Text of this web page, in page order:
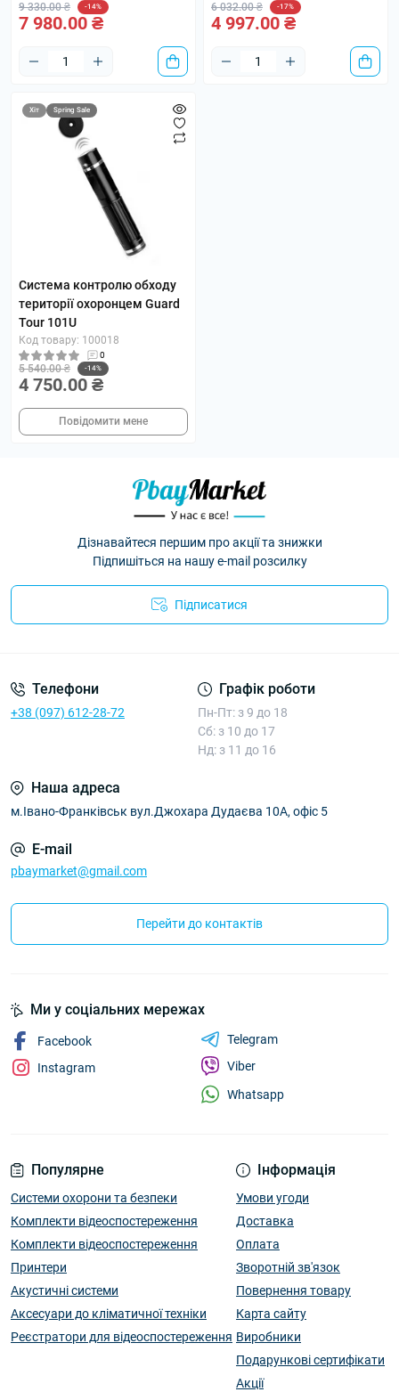
9 330.00 ₴ -14%
7 980.00 ₴
6 032.00 ₴ -17%
4 997.00 ₴
Хіт Spring Sale
Система контролю обходу
території охоронцем Guard
Tour 101U
Код товару: 100018
0
5 540.00 ₴ -14%
4 750.00 ₴
Повідомити мене
Дізнавайтеся першим про акції та знижки
Підпишіться на нашу e-mail розсилку
Підписатися
Телефони
+38 (097) 612-28-72
Графік роботи
Пн-Пт: з 9 до 18
Сб: з 10 до 17
Нд: з 11 до 16
Наша адреса
м.Івано-Франківськ вул.Джохара Дудаєва 10А, офіс 5
E-mail
pbaymarket@gmail.com
Перейти до контактів
Популярне
Системи охорони та безпеки
Комплекти відеоспостереження
Комплекти відеоспостереження
Принтери
Акустичні системи
Аксесуари до кліматичної техніки
Реєстратори для відеоспостереження
Інформація
Умови угоди
Доставка
Оплата
Зворотній зв'язок
Повернення товару
Карта сайту
Виробники
Подарункові сертифікати
Акції
Ми у соціальних мережах
Facebook
Instagram
Telegram
Viber
Whatsapp